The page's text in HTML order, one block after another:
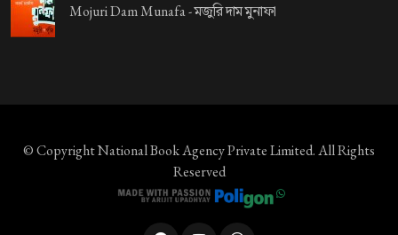
Mojuri Dam Munafa -মজুরি দাম মুনাফা
© CopyrightNational Book Agency Private Limited. All Rights
Reserved